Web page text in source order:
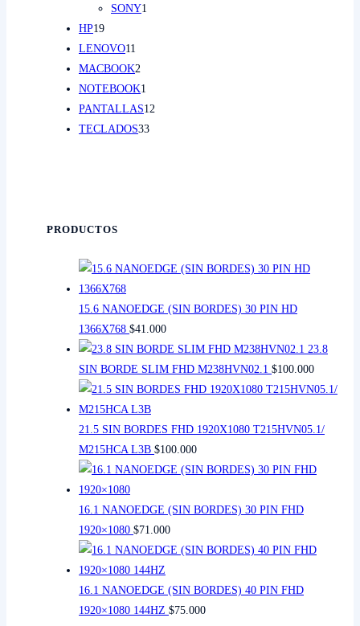
SONY1
HP1919
PRODUCTOS
LENOVO11
PRODUCTOS
MACBOOK2
PRODUCTOS
NOTEBOOK1
PRODUCTO
PANTALLAS12
TECLADOS3333
PRODUCTOS
15.6 NANOEDGE (SIN BORDES) 30 PIN HD
1366X768 $41.000
23.8
SIN BORDE SLIM FHD M238HVN02.1 $100.000
21.5 SIN BORDES FHD 1920X1080 T215HVN05.1/
M215HCA L3B $100.000
16.1 NANOEDGE (SIN BORDES) 30 PIN FHD
1920×1080 $71.000
16.1 NANOEDGE (SIN BORDES) 40 PIN FHD
1920×1080 144HZ $75.000